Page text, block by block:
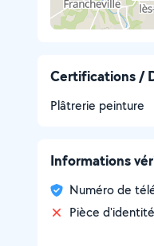
Certifications /
Plâtrerie peinture
Informations
Numéro de
Pièce